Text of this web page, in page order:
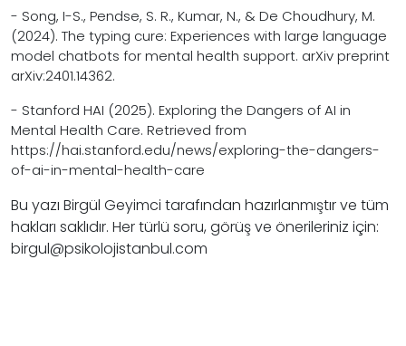
- Song, I-S., Pendse, S. R., Kumar, N., & De Choudhury, M.
(2024). The typing cure: Experiences with large language
model chatbots for mental health support. arXiv preprint
arXiv:2401.14362.
- Stanford HAI (2025). Exploring the Dangers of AI in
Mental Health Care. Retrieved from
https://hai.stanford.edu/news/exploring-the-dangers-
of-ai-in-mental-health-care
Bu yazı Birgül Geyimci tarafından hazırlanmıştır ve tüm
hakları saklıdır. Her türlü soru, görüş ve önerileriniz için:
birgul@psikolojistanbul.com